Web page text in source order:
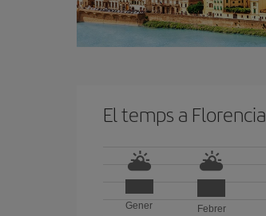
El temps a Florencia
Gener
Febrer